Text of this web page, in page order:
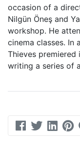
occasion of a
Nilgün Öneş and
workshop. He
cinema classes.
Thieves premiered
writing a series of